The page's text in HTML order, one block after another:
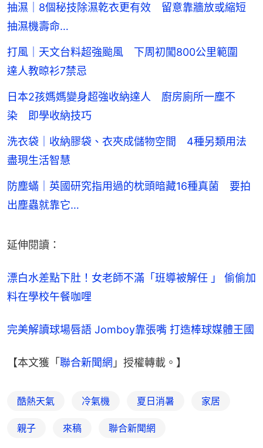
抽濕｜8個秘技除濕乾衣更有效 留意靠牆放或縮短
抽濕機壽命…
打風｜天文台料超強颱風 下周初闖800公里範圍
達人教晾衫7禁忌
日本2孩媽媽變身超強收納達人 廚房廁所一塵不
染 即學收納技巧
洗衣袋｜收納膠袋、衣夾成儲物空間 4種另類用法
盡現生活智慧
防塵蟎｜英國研究指用過的枕頭暗藏16種真菌 要拍
出塵蟲就靠它…
延伸閱讀：
漂白水差點下肚！女老師不滿「班導被解任 」 偷偷加
料在學校午餐咖哩
完美解讀球場唇語 Jomboy靠張嘴 打造棒球媒體王國
【本文獲「聯合新聞網 」授權轉載。】
酷熱天氣 冷氣機 夏日消暑 家居
親子 來稿 聯合新聞網